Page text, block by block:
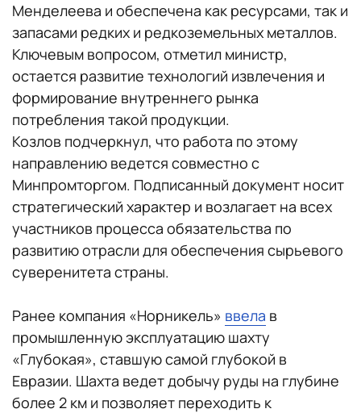
Менделеева и обеспечена как ресурсами, так и
запасами редких и редкоземельных металлов.
Ключевым вопросом, отметил министр,
остается развитие технологий извлечения и
формирование внутреннего рынка
потребления такой продукции.
Козлов подчеркнул, что работа по этому
направлению ведется совместно с
Минпромторгом. Подписанный документ носит
стратегический характер и возлагает на всех
участников процесса обязательства по
развитию отрасли для обеспечения сырьевого
суверенитета страны.
Ранее компания «Норникель» ввела в
промышленную эксплуатацию шахту
«Глубокая», ставшую самой глубокой в
Евразии. Шахта ведет добычу руды на глубине
более 2 км и позволяет переходить к